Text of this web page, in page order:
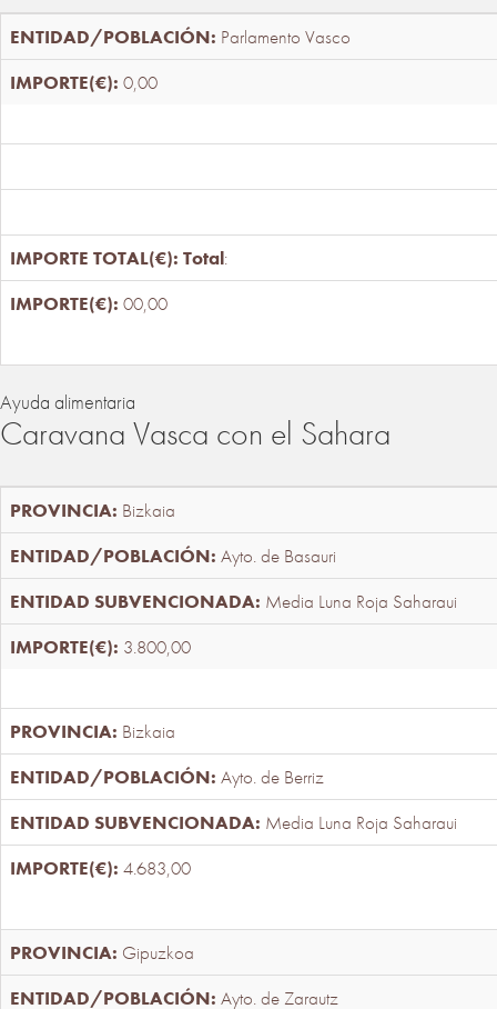
Parlamento Vasco
0,00
Total:
00,00
Ayuda alimentaria
Caravana Vasca con el Sahara
Bizkaia
Ayto. de Basauri
Media Luna Roja Saharaui
3.800,00
Bizkaia
Ayto. de Berriz
Media Luna Roja Saharaui
4.683,00
Gipuzkoa
Ayto. de Zarautz